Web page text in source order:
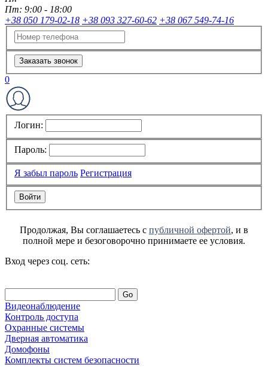
Пт: 9:00 - 18:00
+38 050 179-02-18 +38 093 327-60-62 +38 067 549-74-16
Заказать звонок
0
Логин:
Пароль:
Я забыл пароль Регистрация
Продолжая, Вы соглашаетесь с публичной офертой, и в
полной мере и безоговорочно принимаете ее условия.
Вход через соц. сеть:
Go
Видеонаблюдение
Контроль доступа
Охранные системы
Дверная автоматика
Домофоны
Комплекты систем безопасности